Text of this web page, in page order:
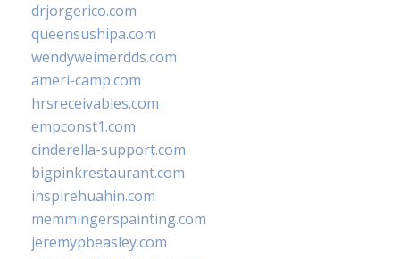
drjorgerico.com
queensushipa.com
wendyweimerdds.com
ameri-camp.com
hrsreceivables.com
empconst1.com
cinderella-support.com
bigpinkrestaurant.com
inspirehuahin.com
memmingerspainting.com
jeremypbeasley.com